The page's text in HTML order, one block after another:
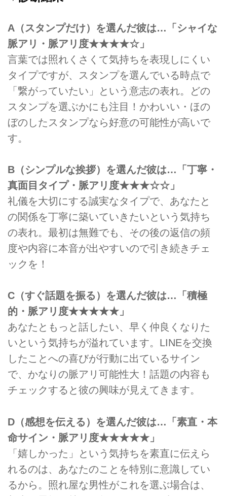
A（スタンプだけ）を選んだ彼は…「シャイな
脈アリ・脈アリ度★★★★☆」
言葉では照れくさくて気持ちを表現しにくい
タイプですが、スタンプを選んでいる時点で
「繋がっていたい」という意志の表れ。どの
スタンプを選ぶかにも注目！かわいい・ほの
ぼのしたスタンプなら好意の可能性が高いで
す。
B（シンプルな挨拶）を選んだ彼は…「丁寧・
真面目タイプ・脈アリ度★★★☆☆」
礼儀を大切にする誠実なタイプで、あなたと
の関係を丁寧に築いていきたいという気持ち
の表れ。最初は無難でも、その後の返信の頻
度や内容に本音が出やすいので引き続きチェ
ックを！
C（すぐ話題を振る）を選んだ彼は…「積極
的・脈アリ度★★★★★」
あなたともっと話したい、早く仲良くなりた
いという気持ちが溢れています。LINEを交換
したことへの喜びが行動に出ているサイン
で、かなりの脈アリ可能性大！話題の内容も
チェックすると彼の興味が見えてきます。
D（感想を伝える）を選んだ彼は…「素直・本
命サイン・脈アリ度★★★★★」
「嬉しかった」という気持ちを素直に伝えら
れるのは、あなたのことを特別に意識してい
るから。照れ屋な男性がこれを選ぶ場合は、